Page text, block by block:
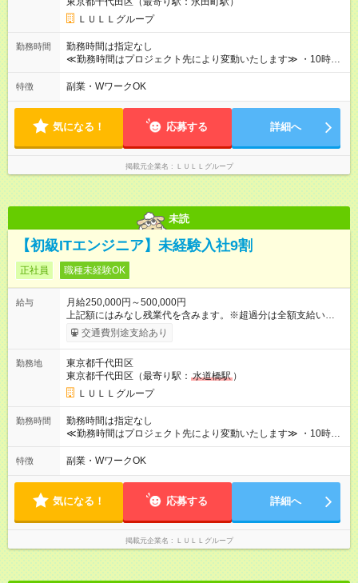
万6，610円分）を含む。超過分は追加支給いたします 能力やス
キルを考慮し初任給を決定。経験者の方は前給考慮も可能で
す！ ◎昇給年1回（研修終了後） ◎賞与年2回（2月・8月）＋業
績賞与あり ◤スキルアップも、収入アップも。◢ 入社後の成長
や頑張りは、しっかり給与で還元しています。 実際にほぼ全員
上アップした社員も。 エンジニアへの還元率は業界高水準の
87％。 スキルを磨いた分だけ、収入アップも目指せる環境で
す！ 【試用期間】試用期間あり 試用期間の長さ：6ヶ月 ※ 雇用
形態と給与に、本採用時と異なる部分があります。 雇用形態：
中途採用（契約社員） 給与：月給 230,000円以上 上記額にはみ
なし残業代を含みます。※超過分は全額支給いたします。 みな
別途支給いたします ※研修期間中（最大12ヶ月間）も、試用期
ＬＵＬＬグループ
勤務時間
勤務時間は指定なし
≪勤務時間はプロジェクト先により変動いたします≫ ・10時00
分～19時00分（休憩1時間） ・9時00分～18時00分（休憩1時
間） ＼平日夜も、ちゃんと「自分時間」がつくれます／ 残業は
やサウナなど、 趣味の時間を楽しむ社員も多くいます◎
特徴 副業・WワークOK
気になる！ 応募する 詳細へ
掲載元企業名 ＬＵＬＬグループ
未読
【初級ITエンジニア】未経験入社9割
正社員 職種未経験OK
給与
月給250,000円～500,000円
上記額にはみなし残業代を含みます。※超過分は全額支給いたし
ます。 みなし残業代 21,675円／月 みなし残業時間 12時間／月 -
------------------------------------------------------- ≪経験者の方は以下と
万円～＋業績賞与＋交通費＋各種手当 ※固定残業代（30時間/6
万6，610円分）を含む。超過分は追加支給いたします 能力やス
キルを考慮し初任給を決定。経験者の方は前給考慮も可能で
す！ ◎昇給年1回（研修終了後） ◎賞与年2回（2月・8月）＋業
績賞与あり ◤スキルアップも、収入アップも。◢ 入社後の成長
や頑張りは、しっかり給与で還元しています。 実際にほぼ全員
上アップした社員も。 エンジニアへの還元率は業界高水準の
87％。 スキルを磨いた分だけ、収入アップも目指せる環境で
す！ 【試用期間】試用期間あり 試用期間の長さ：6ヶ月 ※ 雇用
形態と給与に、本採用時と異なる部分があります。 雇用形態：
中途採用（契約社員） 給与：月給 230,000円以上 上記額にはみ
なし残業代を含みます。※超過分は全額支給いたします。 みな
別途支給いたします ※研修期間中（最大12ヶ月間）も、試用期
交通費別途支給あり
勤務地
東京都千代田区
東京都千代田区（最寄り駅： 水道橋駅 ）
ＬＵＬＬグループ
勤務時間
勤務時間は指定なし
≪勤務時間はプロジェクト先により変動いたします≫ ・10時00
分～19時00分（休憩1時間） ・9時00分～18時00分（休憩1時
間） ＼平日夜も、ちゃんと「自分時間」がつくれます／ 残業は
やサウナなど、 趣味の時間を楽しむ社員も多くいます◎
特徴 副業・WワークOK
気になる！ 応募する 詳細へ
掲載元企業名 ＬＵＬＬグループ